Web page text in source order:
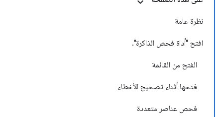
نظرة عامة
افتح "أداة فحص الذاكرة".
الفتح من القائمة
فتحها أثناء تصحيح الأخطاء
فحص عناصر متعددة